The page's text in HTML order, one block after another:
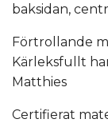
baksidan,
Förtrollande
Kärleksfullt
Matthies
Certifierat